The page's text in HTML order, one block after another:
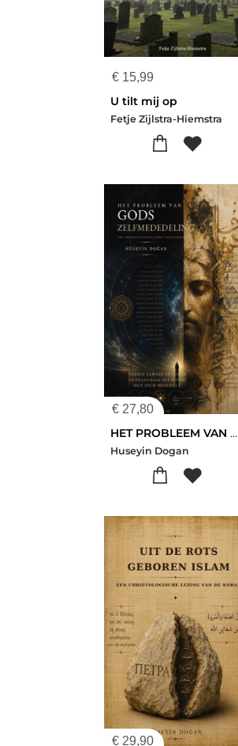
€ 15,99
U tilt mij op
Fetje Zijlstra-Hiemstra
€ 27,80
HET PROBLEEM VAN GODS ZELFMEDEDELING
Huseyin Dogan
€ 29,90